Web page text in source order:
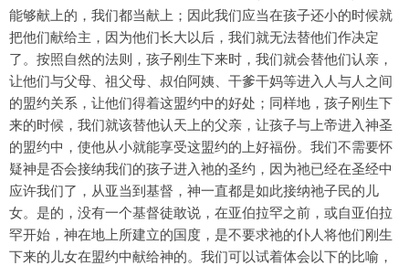
能够献上的，我们都当献上；因此我们应当在孩子还小的时候就
把他们献给主，因为他们长大以后，我们就无法替他们作决定
了。按照自然的法则，孩子刚生下来时，我们就会替他们认亲，
让他们与父母、祖父母、叔伯阿姨、干爹干妈等进入人与人之间
的盟约关系，让他们得着这盟约中的好处；同样地，孩子刚生下
来的时候，我们就该替他认天上的父亲，让孩子与上帝进入神圣
的盟约中，使他从小就能享受这盟约的上好福份。我们不需要怀
疑神是否会接纳我们的孩子进入祂的圣约，因为祂已经在圣经中
应许我们了，从亚当到基督，神一直都是如此接纳祂子民的儿
女。是的，没有一个基督徒敢说，在亚伯拉罕之前，或自亚伯拉
罕开始，神在地上所建立的国度，是不要求祂的仆人将他们刚生
下来的儿女在盟约中献给神的。我们可以试着体会以下的比喻，